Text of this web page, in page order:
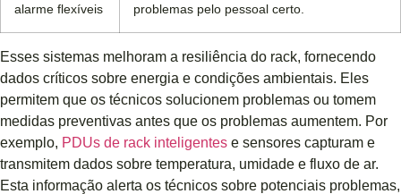
alarme flexíveis
problemas pelo pessoal certo.
Esses sistemas melhoram a resiliência do rack, fornecendo
dados críticos sobre energia e condições ambientais. Eles
permitem que os técnicos solucionem problemas ou tomem
medidas preventivas antes que os problemas aumentem. Por
exemplo, PDUs de rack inteligentes e sensores capturam e
transmitem dados sobre temperatura, umidade e fluxo de ar.
Esta informação alerta os técnicos sobre potenciais problemas,